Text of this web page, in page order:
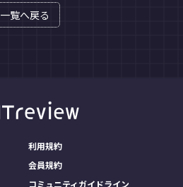
一覧へ戻る
利用規約
会員規約
コミュニティガイドライン